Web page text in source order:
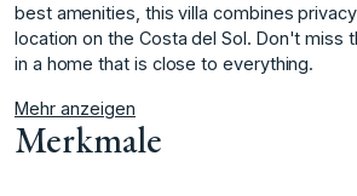
best amenities, this villa combines
location on the Costa del Sol. Don't miss
in a home that is close to everything.
Mehr anzeigen
Merkmale